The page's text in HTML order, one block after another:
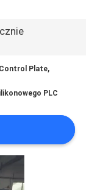
Plate,
PLC